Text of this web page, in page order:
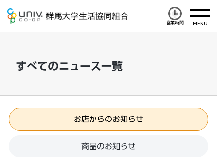
営業時間
すべてのニュース一覧
お店からのお知らせ
商品のお知らせ